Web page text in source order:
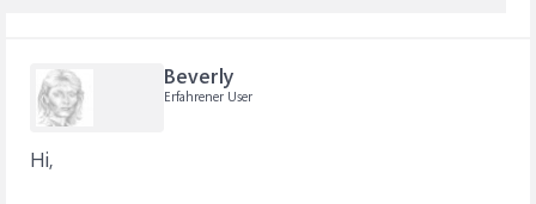
Beverly
Erfahrener User
Hi,